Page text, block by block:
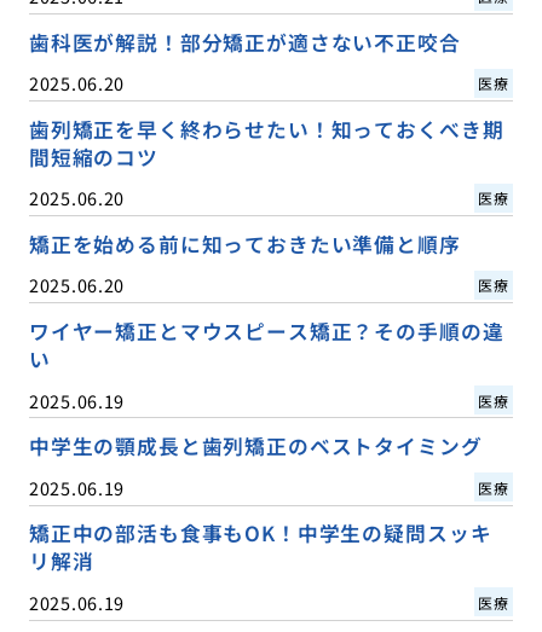
歯科医が解説！部分矯正が適さない不正咬合
2025.06.20 医療
歯列矯正を早く終わらせたい！知っておくべき期
間短縮のコツ
2025.06.20 医療
矯正を始める前に知っておきたい準備と順序
2025.06.20 医療
ワイヤー矯正とマウスピース矯正？その手順の違
い
2025.06.19 医療
中学生の顎成長と歯列矯正のベストタイミング
2025.06.19 医療
矯正中の部活も食事もOK！中学生の疑問スッキ
リ解消
2025.06.19 医療